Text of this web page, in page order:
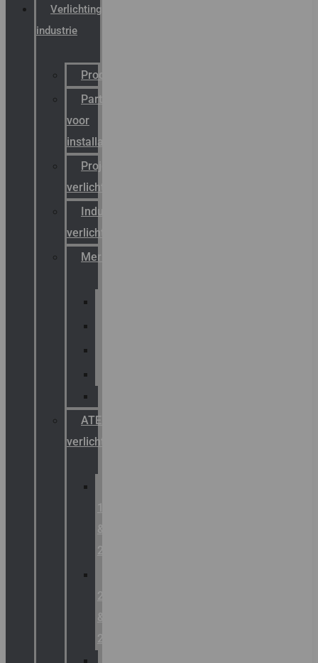
Verlichting
industrie
Productcatalogus
Partner
voor
installateurs
Projectreferenties
verlichting
Industriële
verlichting
Merken
ATEX
verlichting
1
&
2
21
&
22